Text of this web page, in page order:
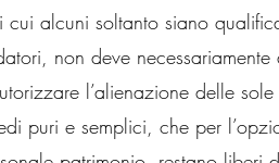
alcuni soltanto siano
non deve
l’alienazione delle
puri e semplici, che per